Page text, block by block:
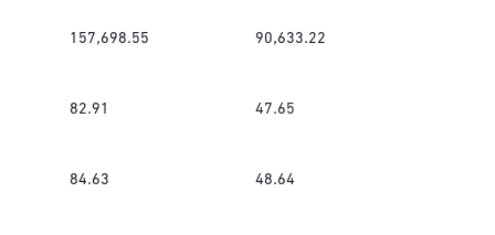
157,698.55 90,633.22
82.91 47.65
84.63 48.64